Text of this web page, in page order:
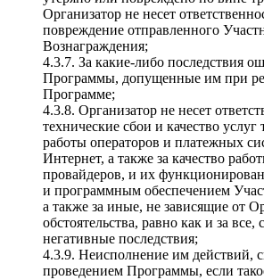
Организатор не несет
повреждение отправленного
Вознаграждения;
4.3.7. За какие-либо последствия
Программы, допущенные им при
Программе;
4.3.8. Организатор не несет
технические сбои и качество услуг
работы операторов и платежных
Интернет, а также за качество
провайдеров, и их
и программным обеспечением
а также за иные, не зависящие от
обстоятельства, равно как и за все,
негативные последствия;
4.3.9. Неисполнение им действий,
проведением Программы, если